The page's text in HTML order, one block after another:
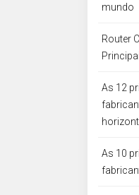
mundo
Router
As 12
As 10